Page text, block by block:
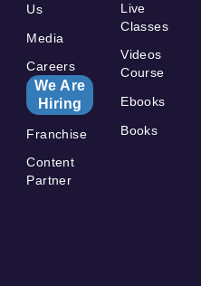
Us
Media
Careers
We Are
Hiring
Franchise
Content
Partner
Live
Classes
Videos
Course
Ebooks
Books